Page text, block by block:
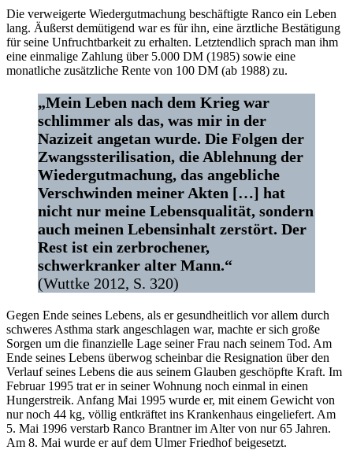
Die verweigerte Wiedergutmachung beschäftigte Ranco ein Leben
lang. Äußerst demütigend war es für ihn, eine ärztliche Bestätigung
für seine Unfruchtbarkeit zu erhalten. Letztendlich sprach man ihm
eine einmalige Zahlung über 5.000 DM (1985) sowie eine
monatliche zusätzliche Rente von 100 DM (ab 1988) zu.
„Mein Leben nach dem Krieg war
schlimmer als das, was mir in der
Nazizeit angetan wurde. Die Folgen der
Zwangssterilisation, die Ablehnung der
Wiedergutmachung, das angebliche
Verschwinden meiner Akten […] hat
nicht nur meine Lebensqualität, sondern
auch meinen Lebensinhalt zerstört. Der
Rest ist ein zerbrochener,
schwerkranker alter Mann.“
(Wuttke 2012, S. 320)
Gegen Ende seines Lebens, als er gesundheitlich vor allem durch
schweres Asthma stark angeschlagen war, machte er sich große
Sorgen um die finanzielle Lage seiner Frau nach seinem Tod. Am
Ende seines Lebens überwog scheinbar die Resignation über den
Verlauf seines Lebens die aus seinem Glauben geschöpfte Kraft. Im
Februar 1995 trat er in seiner Wohnung noch einmal in einen
Hungerstreik. Anfang Mai 1995 wurde er, mit einem Gewicht von
nur noch 44 kg, völlig entkräftet ins Krankenhaus eingeliefert. Am
5. Mai 1996 verstarb Ranco Brantner im Alter von nur 65 Jahren.
Am 8. Mai wurde er auf dem Ulmer Friedhof beigesetzt.